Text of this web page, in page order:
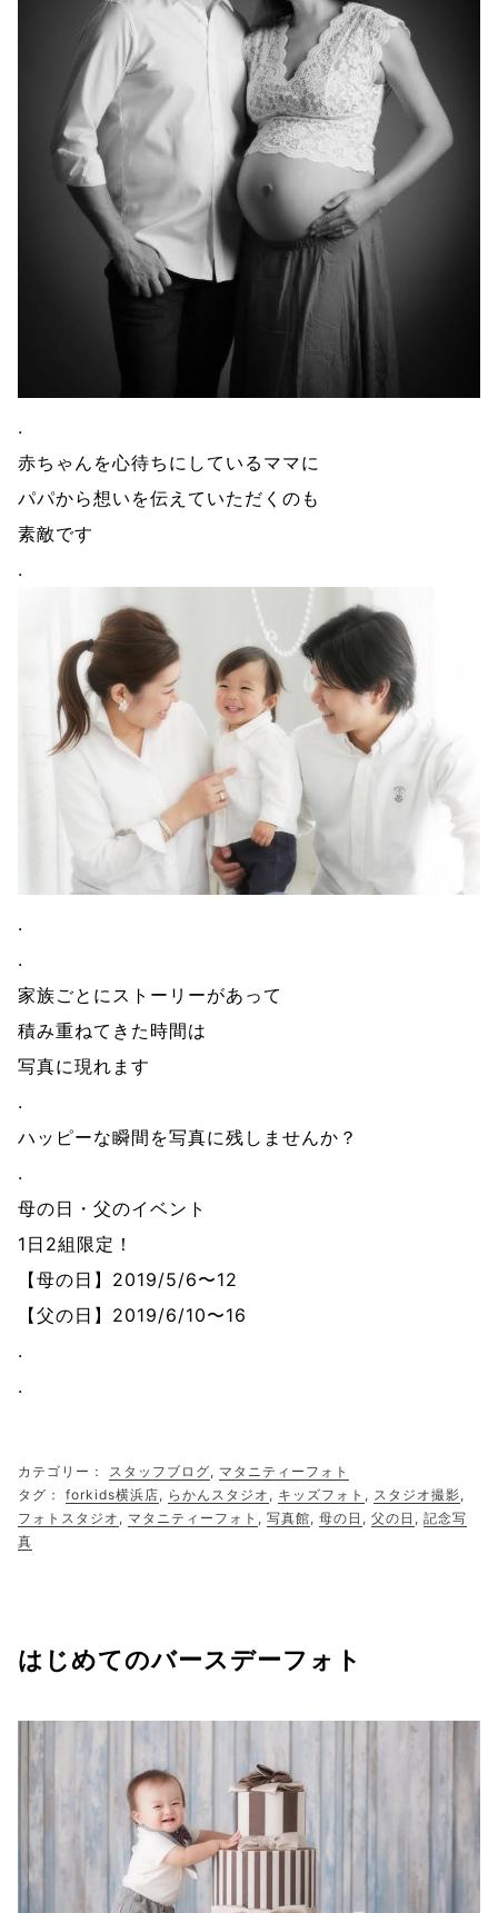
.
赤ちゃんを心待ちにしているママに
パパから想いを伝えていただくのも
素敵です
.
.
.
家族ごとにストーリーがあって
積み重ねてきた時間は
写真に現れます
.
ハッピーな瞬間を写真に残しませんか？
.
母の日・父のイベント
1日2組限定！
【母の日】2019/5/6〜12
【父の日】2019/6/10〜16
.
.
カテゴリー： スタッフブログ, マタニティーフォト
タグ： forkids横浜店, らかんスタジオ , キッズフォト , スタジオ撮影,
フォトスタジオ , マタニティーフォト , 写真館, 母の日 , 父の日 , 記念写
真
はじめてのバースデーフォト